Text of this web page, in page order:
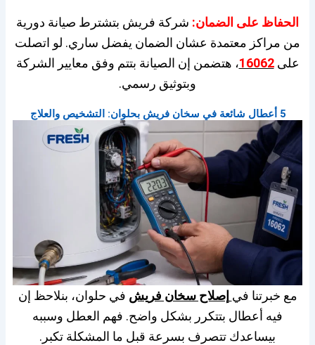
الحفاظ على الضمان: شركة فريش بتشترط صيانة دورية
من مراكز معتمدة عشان الضمان يفضل ساري. لو اتصلت
على16062، هتضمن إن الصيانة بتتم وفق معايير الشركة
وبتوثيق رسمي.
5 أعطال شائعة في سخان فريش بحلوان: التشخيص والعلاج
مع خبرتنا في إصلاح سخان فريش في حلوان، بنلاحظ إن
فيه أعطال بتتكرر بشكل واضح. فهم العطل وسببه
بيساعدك تتصرف بسرعة قبل ما المشكلة تكبر.